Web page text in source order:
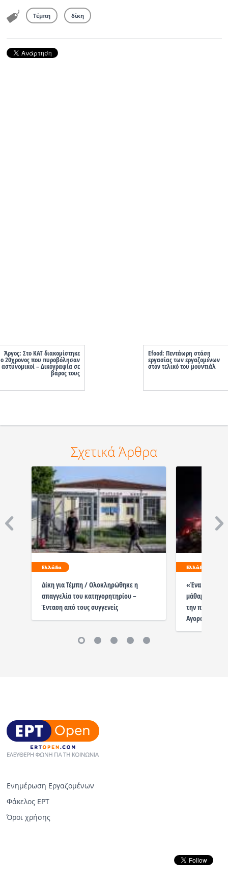
Τέμπη δίκη
Άργος: Στο ΚΑΤ διακομίστηκε
ο 20χρονος που πυροβόλησαν
αστυνομικοί – Δικογραφία σε
βάρος τους
Efood: Πεντάωρη στάση
εργασίας των εργαζομένων
στον τελικό του μουντιάλ
Σχετικά Άρθρα
Ελλάδα
Δίκη για Τέμπη / Ολοκληρώθηκε η
απαγγελία του κατηγορητηρίου –
Ένταση από τους συγγενείς
Ελλάδα
«Ένα
μάθαμε για
την
Αγοραστού
Ενημέρωση Εργαζομένων
Φάκελος ΕΡΤ
Όροι χρήσης